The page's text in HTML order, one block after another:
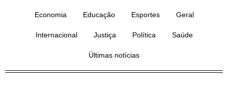
Economia Educação Esportes Geral
Internacional Justiça Política Saúde
Últimas notícias